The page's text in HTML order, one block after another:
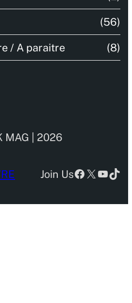
(56)
/ A paraitre (8)
MAG | 2026
Join UsFacebook
X